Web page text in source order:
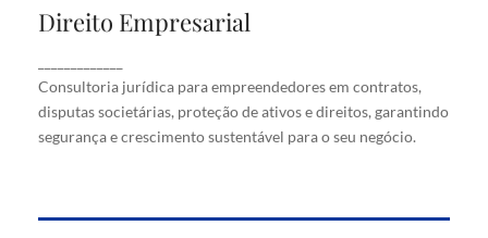
Direito Empresarial
Consultoria jurídica para empreendedores em contratos,
disputas societárias, proteção de ativos e direitos, garantindo
segurança e crescimento sustentável para o seu negócio.
Direito Empresarial
contratos, disputas societárias, proteção de ativos
e direitos, garantindo segurança e crescimento
sustentável para o seu negócio.